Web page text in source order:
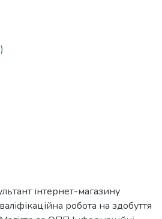
інтернет-магазину
робота на здобуття